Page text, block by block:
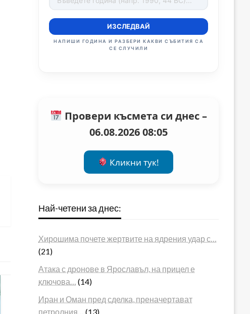
ИЗСЛЕДВАЙ
НАПИШИ ГОДИНА И РАЗБЕРИ КАКВИ СЪБИТИЯ СА
СЕ СЛУЧИЛИ
Провери късмета си днес –
06.08.2026 08:05
Кликни тук!
Най-четени за днес:
Хирошима почете жертвите на ядрения удар с…
(21)
Атака с дронове в Ярославъл, на прицел е
ключова…
(14)
Иран и Оман пред сделка, преначертават
петролния…
(13)